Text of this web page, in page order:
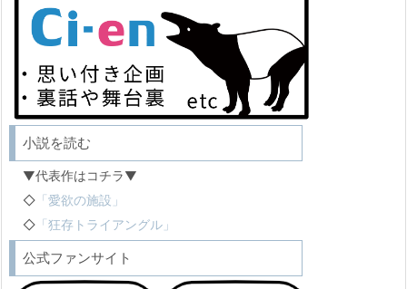
小説を読む
▼代表作はコチラ▼
◇ 「愛欲の施設」
◇ 「狂存トライアングル」
公式ファンサイト